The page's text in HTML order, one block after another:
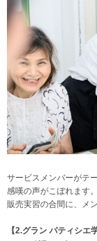
サービスメンバーがテ
感嘆の声がこぼれます。
販売実習の合間に、メ
【2.グラン パティシエ